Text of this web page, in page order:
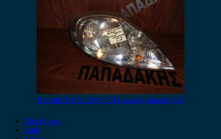
Renault Traffic 2006-2014 φανάρι εμπρός δεξί
Alfa Romeo
Audi